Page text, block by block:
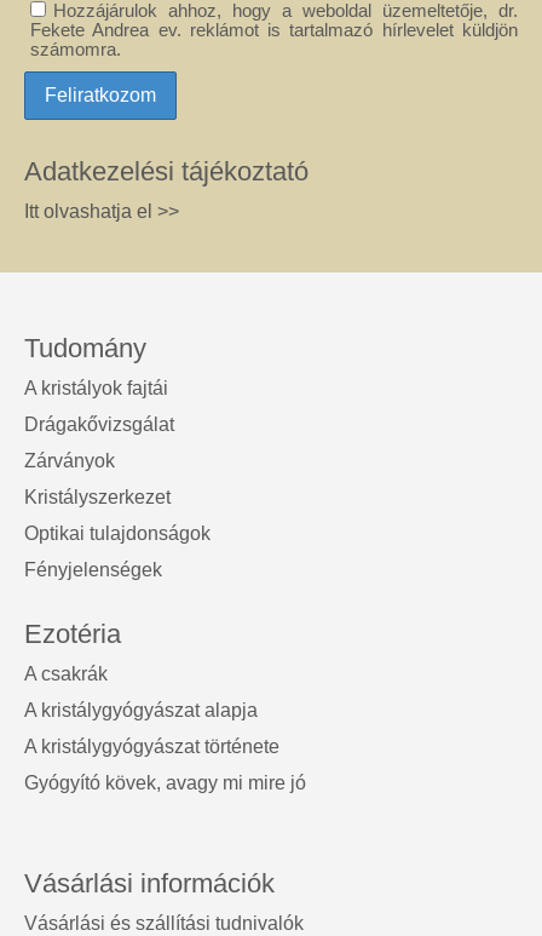
Hozzájárulok ahhoz, hogy a weboldal üzemeltetője, dr.
Fekete Andrea ev. reklámot is tartalmazó hírlevelet küldjön
számomra.
Adatkezelési tájékoztató
Itt olvashatja el >>
Tudomány
A kristályok fajtái
Drágakővizsgálat
Zárványok
Kristályszerkezet
Optikai tulajdonságok
Fényjelenségek
Ezotéria
A csakrák
A kristálygyógyászat alapja
A kristálygyógyászat története
Gyógyító kövek, avagy mi mire jó
Vásárlási információk
Vásárlási és szállítási tudnivalók